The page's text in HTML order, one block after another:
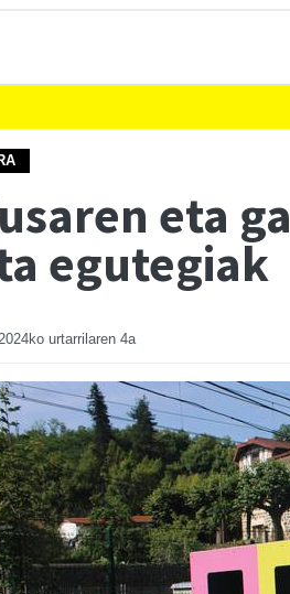
eta
egutegiak
2024ko urtarrilaren 4a